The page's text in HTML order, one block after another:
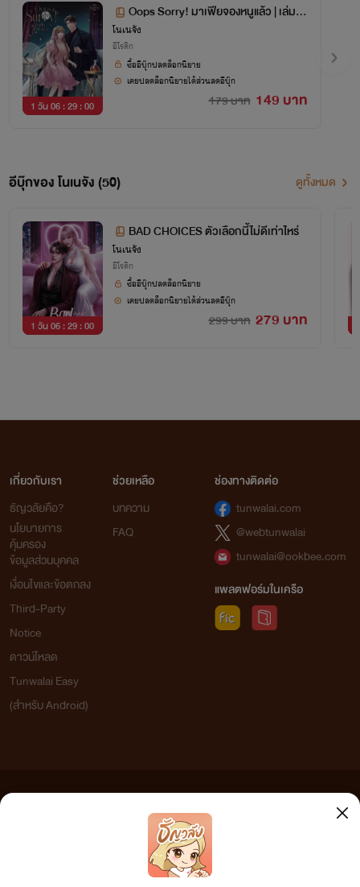
©ห้ามคัดลอก หรือดัดแปลง
ลิขสิทธิ์เป็นของผู้สร้างสรรค์แต่เพียงผู้เดียว และเป็นของบริษัท โนเนจัง จำกัด
การเผยแพร่ ทำซ้ำ ดัดแปลงที่ไม่ได้รับอนุญาตแม้แต่บรรทัดเดียว
มาตรา15 27 31
มีโทษปรับตั้งแต่ 100,000 - 800,000 บาท หรือ
ช่องทางการติดต่อ
1 วัน 06 : 29 : 00
Oops Sorry! มาเฟียจองหนูแล้ว | เล่มพิเ
ศษ
โนเนจัง
อีโรติก
179 บาท 149 บาท
ซื้ออีบุ๊กปลดล็อกนิยาย
เคยปลดล็อกนิยายได้ส่วนลดอีบุ๊ก
อีบุ๊กของ โนเนจัง (50) ดูทั้งหมด
1 วัน 06 : 29 : 00
BAD CHOICES ตัวเลือกนี้ไม่ดีเท่าไหร่
โนเนจัง
อีโรติก
299 บาท 279 บาท
ซื้ออีบุ๊กปลดล็อกนิยาย
เคยปลดล็อกนิยายได้ส่วนลดอีบุ๊ก
เกี่ยวกับเรา
ธัญวลัยคือ?
นโยบายการ
คุ้มครอง
ข้อมูลส่วนบุคคล
เงื่อนไขและข้อตกลง
Third-Party
Notice
ดาวน์โหลด
Tunwalai Easy
(สำหรับ Android)
ช่วยเหลือ
บทความ
FAQ
ช่องทางติดต่อ
tunwalai.com
@webtunwalai
tunwalai@ookbee.com
แพลตฟอร์มในเครือ
เว็บไซต์แห่งนี้ไม่ได้เห็นด้วยและไม่ขอรับผิดชอบต่อข้อความใดๆ ทั้งสิ้น ดังนั้นผู้อ่านทุกท่านโปรดใช้
วิจารณญาณในการกลั่นกรองด้วยตนเอง และหากท่านพบข้อความใดๆ ที่ขัดต่อกฎหมายและศีลธรรม
กรุณาแจ้งมาที่ tunwalai@ookbee.com เพื่อทีมงานจะได้ดำเนินการในทันที ทั้งนี้ ทางเว็บไซต์ขอสงวน
ลิขสิทธิ์ตามพระราชบัญญัติลิขสิทธิ์ (ฉบับเพิ่มเติม) พ.ศ.2558